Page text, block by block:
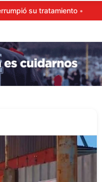
su tratamiento